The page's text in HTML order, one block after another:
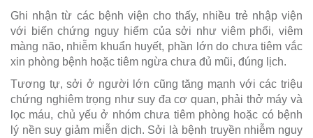
Ghi nhận từ các bệnh viện cho thấy, nhiều trẻ nhập viện
với biến chứng nguy hiểm của sởi như viêm phổi, viêm
màng não, nhiễm khuẩn huyết, phần lớn do chưa tiêm vắc
xin phòng bệnh hoặc tiêm ngừa chưa đủ mũi, đúng lịch.
Tương tự, sởi ở người lớn cũng tăng mạnh với các triệu
chứng nghiêm trọng như suy đa cơ quan, phải thở máy và
lọc máu, chủ yếu ở nhóm chưa tiêm phòng hoặc có bệnh
lý nền suy giảm miễn dịch. Sởi là bệnh truyền nhiễm nguy